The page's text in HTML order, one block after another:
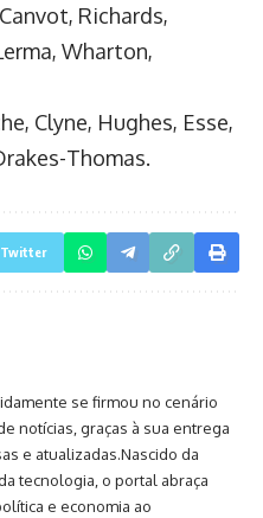
Richards,
Wharton,
Clyne, Hughes, Esse,
Thomas.
Twitter
se firmou no cenário
notícias, graças à sua entrega
e atualizadas.Nascido da
tecnologia, o portal abraça
e economia ao